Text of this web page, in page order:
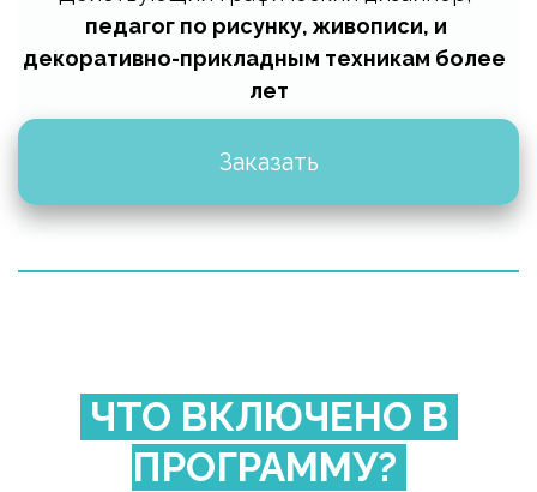
педагог по рисунку, живописи, и
декоративно-прикладным техникам более
лет
Заказать
ЧТО ВКЛЮЧЕНО В
ПРОГРАММУ?